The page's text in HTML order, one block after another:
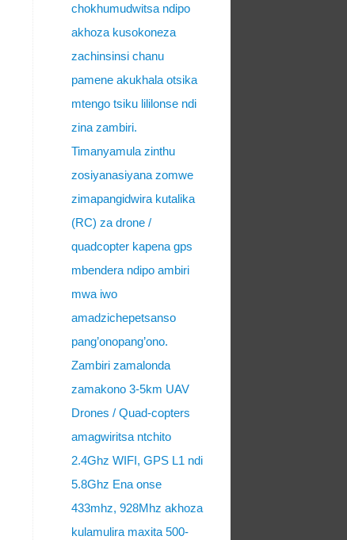
chokhumudwitsa ndipo
akhoza kusokoneza
zachinsinsi chanu
pamene akukhala otsika
mtengo tsiku lililonse ndi
zina zambiri.
Timanyamula zinthu
zosiyanasiyana zomwe
zimapangidwira kutalika
(RC) za drone /
quadcopter kapena gps
mbendera ndipo ambiri
mwa iwo
amadzichepetsanso
pang’onopang’ono.
Zambiri zamalonda
zamakono 3-5km UAV
Drones / Quad-copters
amagwiritsa ntchito
2.4Ghz WIFI, GPS L1 ndi
5.8Ghz Ena onse
433mhz, 928Mhz akhoza
kulamulira maxita 500-